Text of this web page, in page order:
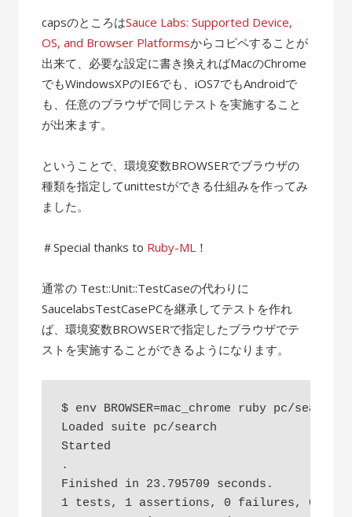
capsのところはSauce Labs: Supported Device,
OS, and Browser Platformsからコピペすることが
出来て、必要な設定に書き換えればMacのChrome
でもWindowsXPのIE6でも、iOS7でもAndroidで
も、任意のブラウザで同じテストを実施すること
が出来ます。
ということで、環境変数BROWSERでブラウザの
種類を指定してunittestができる仕組みを作ってみ
ました。
＃Special thanks to Ruby-ML ！
通常の Test::Unit::TestCaseの代わりに
SaucelabsTestCasePCを継承してテストを作れ
ば、環境変数BROWSERで指定したブラウザでテ
ストを実施することができるようになります。
$ env BROWSER=mac_chrome ruby pc/
Loaded suite pc/search
Started
.
Finished in 23.795709 seconds.
1 tests, 1 assertions, 0 failures, 0